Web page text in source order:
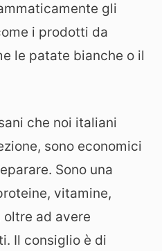
gli
i prodotti da
le patate bianche o il
che noi italiani
sono economici
Sono una
vitamine,
oltre ad avere
Il consiglio è di